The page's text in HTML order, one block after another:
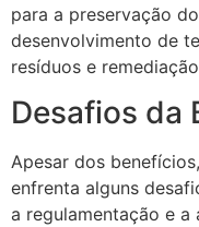
para a preservação
desenvolvimento de
resíduos e
Desafios da
Apesar dos
enfrenta alguns
a regulamentação e a